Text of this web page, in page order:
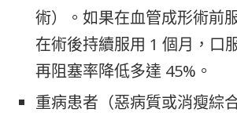
術）。如果在血管成形術前
在術後持續服用 1 個月，口
再阻塞率降低多達 45%。
重病患者（惡病質或消瘦綜